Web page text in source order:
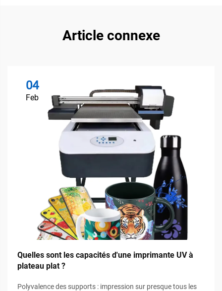
Article connexe
04
Feb
Quelles sont les capacités d'une imprimante UV à
plateau plat ?
Polyvalence des supports : impression sur presque tous les